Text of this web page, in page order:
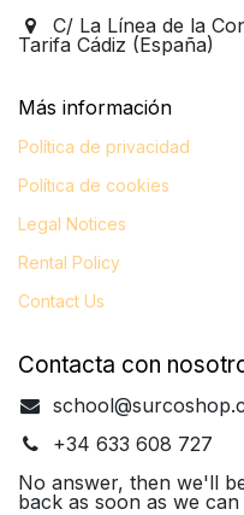
C/ La Línea de la
Tarifa Cádiz (España)
Más información​
Política de privacidad
Política de cookies
Legal Notices
Rental Policy
Contact Us
Contacta con
+34 633 608 727
No answer, then we'll
back as soon as we can